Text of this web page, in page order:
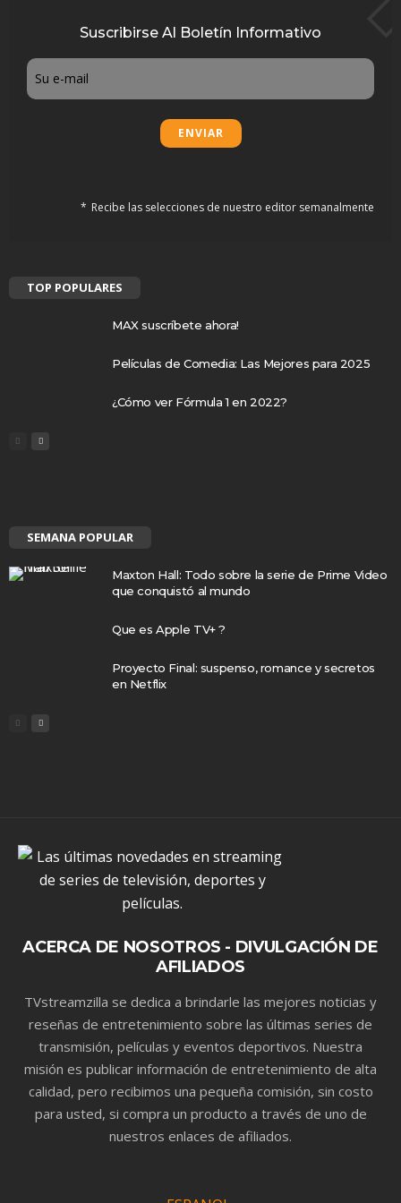
Suscribirse Al Boletín Informativo
Email
Recibe las selecciones de nuestro editor semanalmente
TOP POPULARES
MAX suscríbete ahora!
Películas de Comedia: Las Mejores para 2025
¿Cómo ver Fórmula 1 en 2022?
SEMANA POPULAR
Maxton Hall: Todo sobre la serie de Prime Video
que conquistó al mundo
Que es Apple TV+ ?
Proyecto Final: suspenso, romance y secretos
en Netflix
ACERCA DE NOSOTROS - DIVULGACIÓN DE
AFILIADOS
TVstreamzilla se dedica a brindarle las mejores noticias y
reseñas de entretenimiento sobre las últimas series de
transmisión, películas y eventos deportivos. Nuestra
misión es publicar información de entretenimiento de alta
calidad, pero recibimos una pequeña comisión, sin costo
para usted, si compra un producto a través de uno de
nuestros enlaces de afiliados.